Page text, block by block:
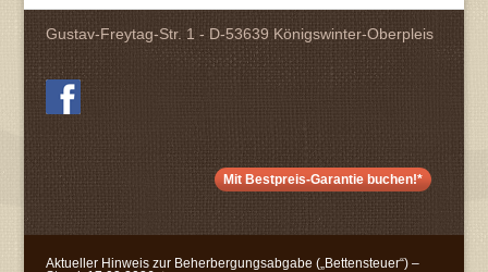
Gustav-Freytag-Str. 1 - D-53639 Königswinter-Oberpleis
Mit Bestpreis-Garantie buchen!*
Aktueller Hinweis zur Beherbergungsabgabe („Bettensteuer“) –